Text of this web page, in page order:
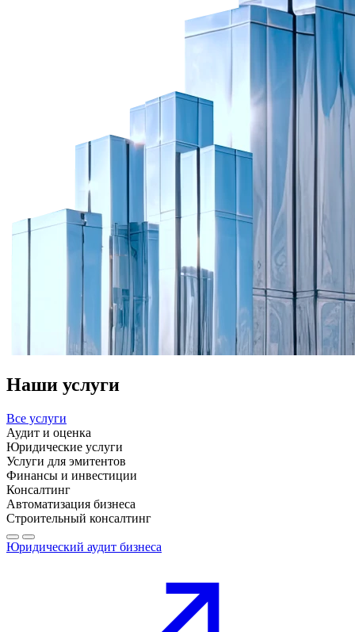
Наши услуги
Все услуги
Аудит и оценка
Юридические услуги
Услуги для эмитентов
Финансы и инвестиции
Консалтинг
Автоматизация бизнеса
Строительный консалтинг
Юридический аудит бизнеса